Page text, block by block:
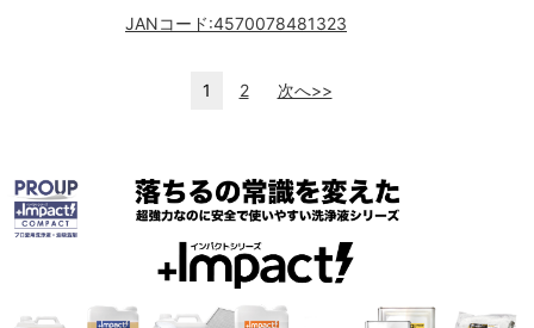
JANコード:4570078481323
1 2 次へ>>